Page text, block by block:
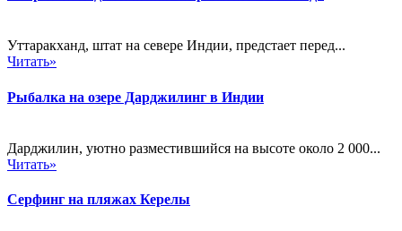
Уттаракханд, штат на севере Индии, предстает перед...
Читать»
Рыбалка на озере Дарджилинг в Индии
Дарджилин, уютно разместившийся на высоте около 2 000...
Читать»
Серфинг на пляжах Керелы